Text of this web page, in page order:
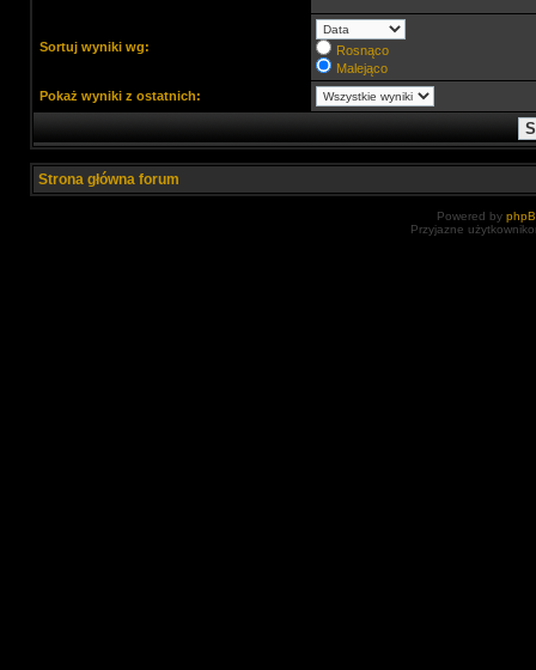
Sortuj wyniki wg:
Rosnąco
Malejąco
Pokaż wyniki z ostatnich:
Strona główna forum
Powered by
Przyjazne